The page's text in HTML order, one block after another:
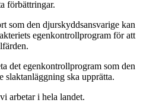
förbättringar.
som den djurskyddsansvarige kan
egenkontrollprogram för att
det egenkontrollprogram som den
slaktanläggning ska upprätta.
arbetar i hela landet.